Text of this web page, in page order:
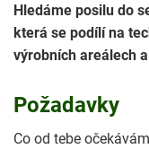
Hledáme posilu do
která se podílí na
výrobních areálech
Požadavky
Co od tebe